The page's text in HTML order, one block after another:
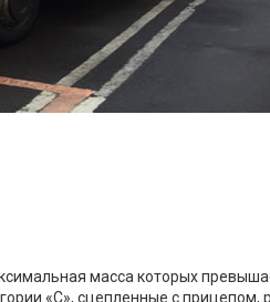
масса которых
«C», сцепленные с прицепом,